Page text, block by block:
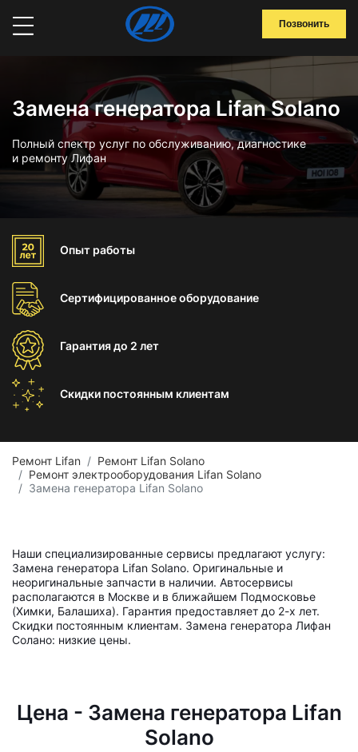
Позвонить
Замена генератора Lifan Solano
Полный спектр услуг по обслуживанию, диагностике
и ремонту Лифан
Опыт работы
Сертифицированноеоборудование
Гарантиядо 2 лет
Скидки постоянным клиентам
Ремонт Lifan
Ремонт Lifan Solano
Ремонт электрооборудования Lifan Solano
Замена генератора Lifan Solano
Наши специализированные сервисы предлагают услугу:
Замена генератора Lifan Solano. Оригинальные и
неоригинальные запчасти в наличии. Автосервисы
располагаются в Москве и в ближайшем Подмосковье
(Химки, Балашиха). Гарантия предоставляет до 2-х лет.
Скидки постоянным клиентам. Замена генератора Лифан
Солано: низкие цены.
Цена - Замена генератора Lifan
Solano